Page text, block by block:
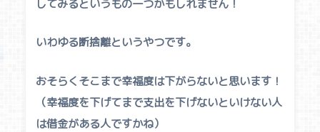
してみるというもの一つかもしれません！
いわゆる断捨離というやつです。
おそらくそこまで幸福度は下がらないと思います！
（幸福度を下げてまで支出を下げないといけない人
は借金がある人ですかね）